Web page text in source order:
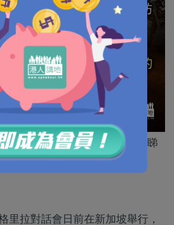
，呃得邊個？！連自己國民都睇
都接連爆發爆反戰示威！//
里拉對話會日前在新加坡舉行，